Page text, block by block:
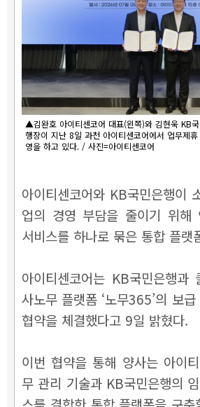
▲김완호 아이티센코어 대표(왼쪽)와 김현욱 KB
행장이 지난 8일 과천 아이티센코어에서 업무제
영을 하고 있다. / 사진=아이티센코어
아이티센코어와 KB국민은행이
업의 경영 부담을 줄이기 위해
서비스를 하나로 묶은 통합 플랫
아이티센코어는 KB국민은행과
사노무 플랫폼 ‘노무365’의 보
협약을 체결했다고 9일 밝혔다.
이번 협약을 통해 양사는 아이
무 관리 기술과 KB국민은행의